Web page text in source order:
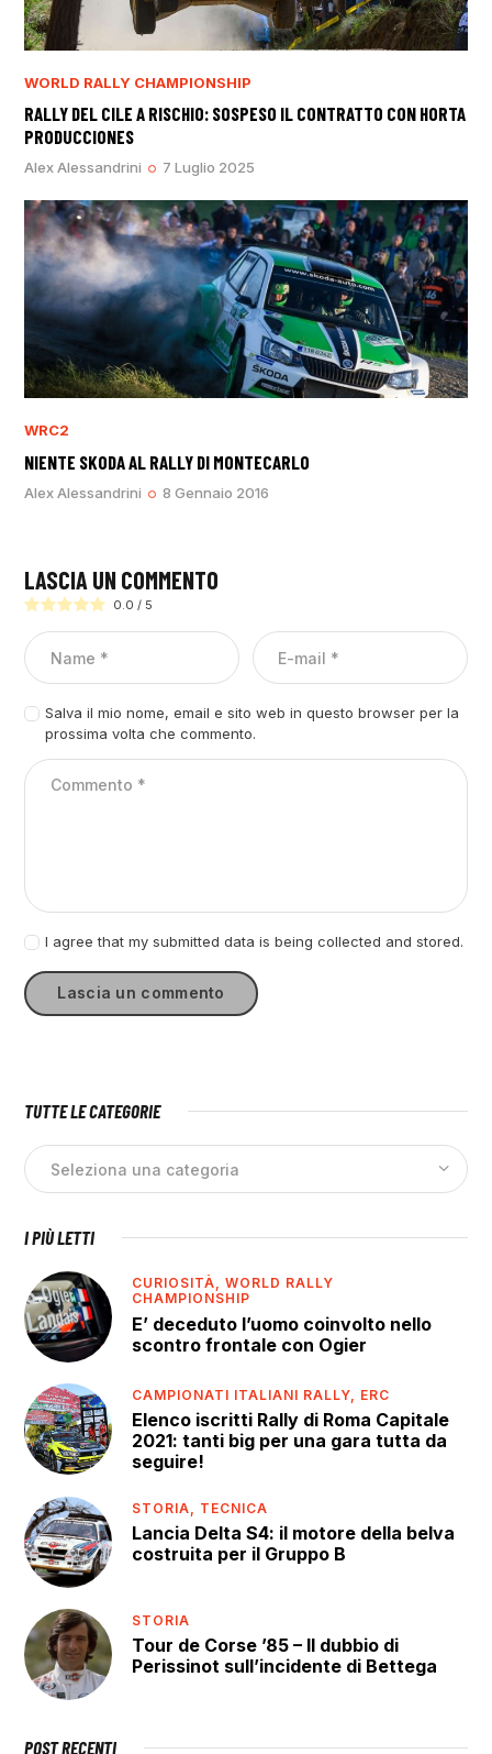
WORLD RALLY CHAMPIONSHIP
RALLY DEL CILE A RISCHIO: SOSPESO IL CONTRATTO CON HORTA
PRODUCCIONES
Alex Alessandrini 7 Luglio 2025
WRC2
NIENTE SKODA AL RALLY DI MONTECARLO
Alex Alessandrini 8 Gennaio 2016
LASCIA UN COMMENTO
0.0 / 5
Salva il mio nome, email e sito web in questo browser per la
prossima volta che commento.
I agree that my submitted data is being collected and stored.
TUTTE LE CATEGORIE
I PIÙ LETTI
CURIOSITÀ,WORLD RALLY
CHAMPIONSHIP
E’ deceduto l’uomo coinvolto nello
scontro frontale con Ogier
CAMPIONATI ITALIANI RALLY, ERC
Elenco iscritti Rally di Roma Capitale
2021: tanti big per una gara tutta da
seguire!
STORIA, TECNICA
Lancia Delta S4: il motore della belva
costruita per il Gruppo B
STORIA
Tour de Corse ’85 – Il dubbio di
Perissinot sull’incidente di Bettega
POST RECENTI